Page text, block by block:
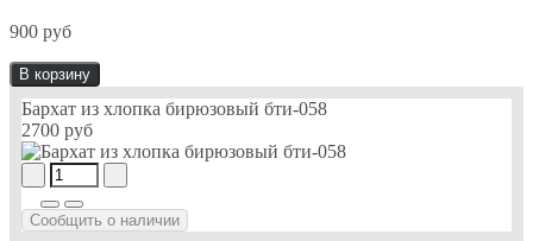
900 руб
В корзину
Бархат из хлопка бирюзовый бти-058
2700 руб
Сообщить о наличии